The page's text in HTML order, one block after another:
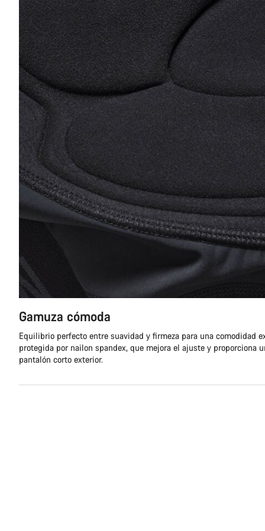
Gamuza cómoda
Equilibrio perfecto entre suavidad y firmeza para una comodidad
protegida por nailon spandex, que mejora el ajuste y proporciona
pantalón corto exterior.